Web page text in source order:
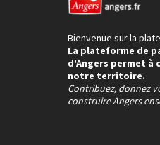
Bienvenue sur la
La plateforme de
d'Angers permet à
notre territoire.
Contribuez, donnez
construire Angers